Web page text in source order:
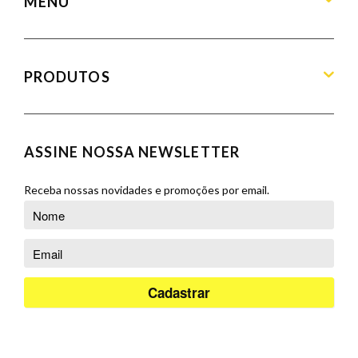
Home
Blog
Orçamento
PRODUTOS
Aparadores
Cadeiras
Complementos
Poltronas
Puffs
ASSINE NOSSA NEWSLETTER
Receba nossas novidades e promoções por email.